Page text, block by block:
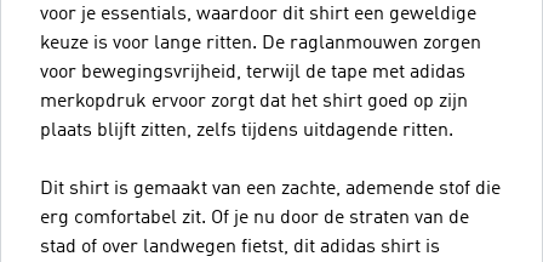
voor je essentials, waardoor dit shirt een geweldige
keuze is voor lange ritten. De raglanmouwen zorgen
voor bewegingsvrijheid, terwijl de tape met adidas
merkopdruk ervoor zorgt dat het shirt goed op zijn
plaats blijft zitten, zelfs tijdens uitdagende ritten.
Dit shirt is gemaakt van een zachte, ademende stof die
erg comfortabel zit. Of je nu door de straten van de
stad of over landwegen fietst, dit adidas shirt is